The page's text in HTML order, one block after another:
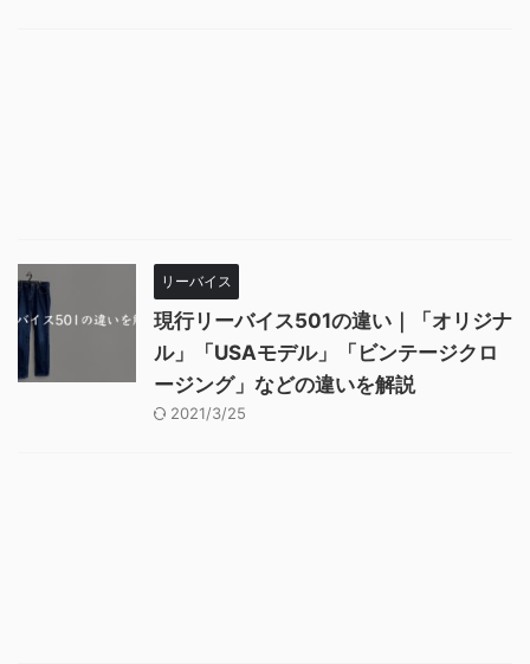
リーバイス
現行リーバイス501の違い｜「オリジナ
ル」「USAモデル」「ビンテージクロ
ージング」などの違いを解説
2021/3/25